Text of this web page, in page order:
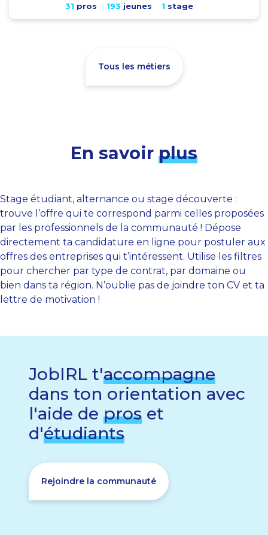
31 pros 193 jeunes 1 stage
Tous les métiers
En savoir plus
Stage étudiant, alternance ou stage découverte :
trouve l’offre qui te correspond parmi celles proposées
par les professionnels de la communauté ! Dépose
directement ta candidature en ligne pour postuler aux
offres des entreprises qui t’intéressent. Utilise les filtres
pour chercher par type de contrat, par domaine ou
bien dans ta région. N’oublie pas de joindre ton CV et ta
lettre de motivation !
JobIRL t'accompagne
dans ton orientation avec
l'aide de pros et
d'étudiants
Rejoindre la communauté